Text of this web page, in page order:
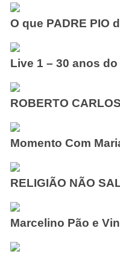
ROBERTO
Momento Com